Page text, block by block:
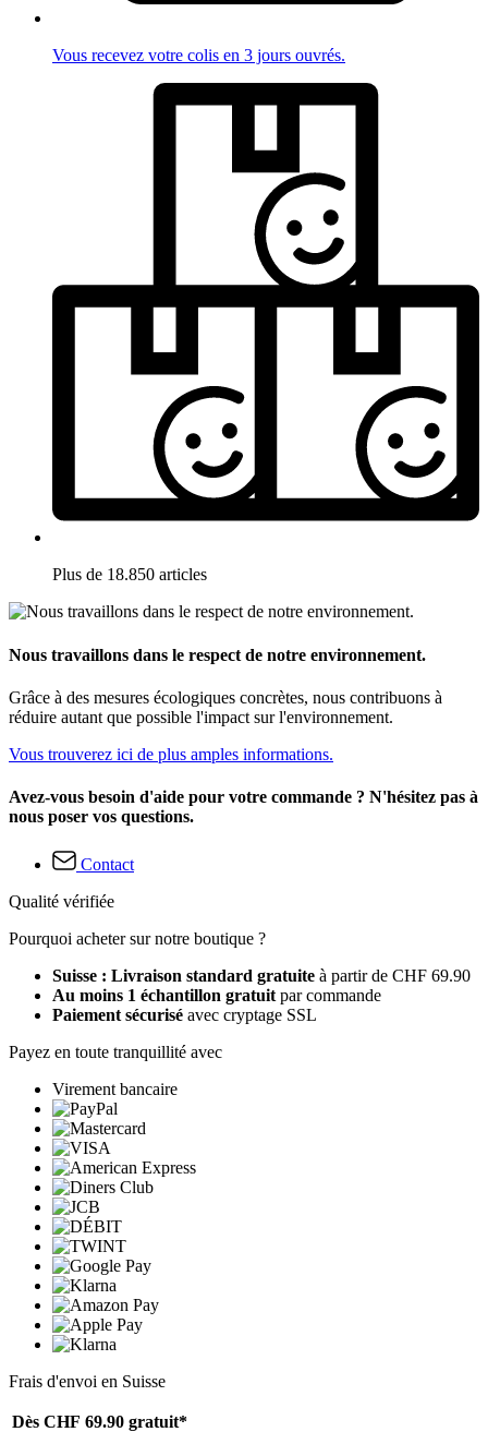
Vous recevez votre colis en 3 jours ouvrés.
Plus de 18.850 articles
Nous travaillons dans le respect de notre environnement.
Grâce à des mesures écologiques concrètes, nous contribuons à
réduire autant que possible l'impact sur l'environnement.
Vous trouverez ici de plus amples informations.
Avez-vous besoin d'aide pour votre commande ? N'hésitez pas à
nous poser vos questions.
Contact
Qualité vérifiée
Pourquoi acheter sur notre boutique ?
Suisse : Livraison standard gratuite à partir de CHF 69.90
Au moins 1 échantillon gratuit par commande
Paiement sécurisé avec cryptage SSL
Payez en toute tranquillité avec
Virement bancaire
Frais d'envoi en Suisse
Dès CHF 69.90 gratuit*